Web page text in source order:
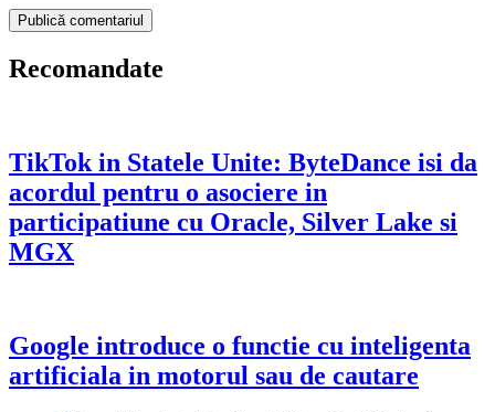
Recomandate
TikTok in Statele Unite: ByteDance isi da
acordul pentru o asociere in
participatiune cu Oracle, Silver Lake si
MGX
Google introduce o functie cu inteligenta
artificiala in motorul sau de cautare